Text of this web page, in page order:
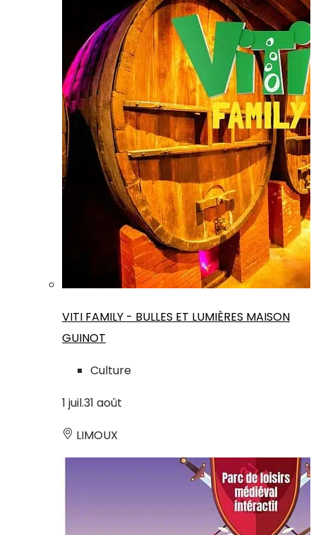
VITI FAMILY - BULLES ET LUMIÈRES MAISON
GUINOT
Culture
1 juil.31 août
LIMOUX